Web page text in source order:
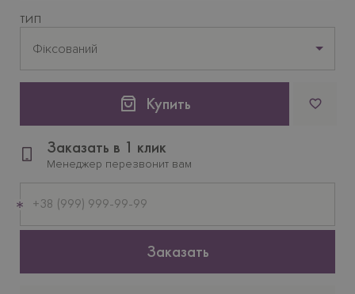
ТИП
Фіксований
Купить
Заказать в 1 клик
Менеджер перезвонит вам
телефон
Заказать